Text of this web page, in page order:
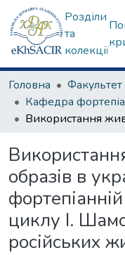
Розділи
та
колекції
Головна
Кафедра
образів в
циклу І.
російських